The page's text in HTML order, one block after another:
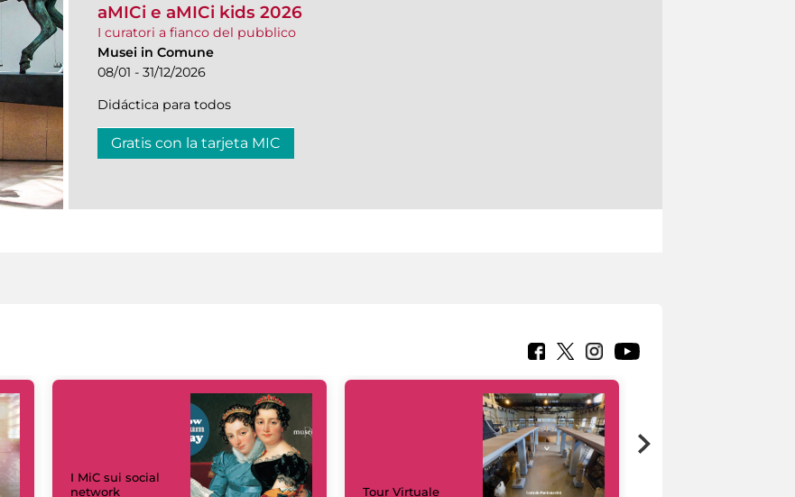
aMICi e aMICi kids 2026
I curatori a fianco del pubblico
Musei in Comune
08/01 - 31/12/2026
Didáctica para todos
Gratis con la tarjeta MIC
I MiC sui social
network
Tour Virtuale